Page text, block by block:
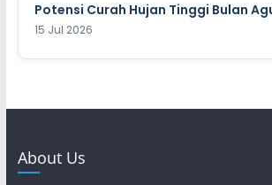
Potensi Curah Hujan Tinggi Bulan
15 Jul 2026
About Us